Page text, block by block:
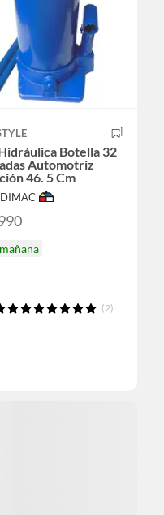
Botella 32
Automotriz
46. 5 Cm
(2)